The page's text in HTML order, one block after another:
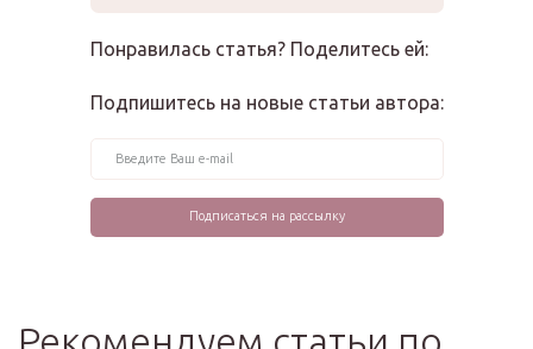
Понравилась статья? Поделитесь ей:
Подпишитесь на новые статьи автора: